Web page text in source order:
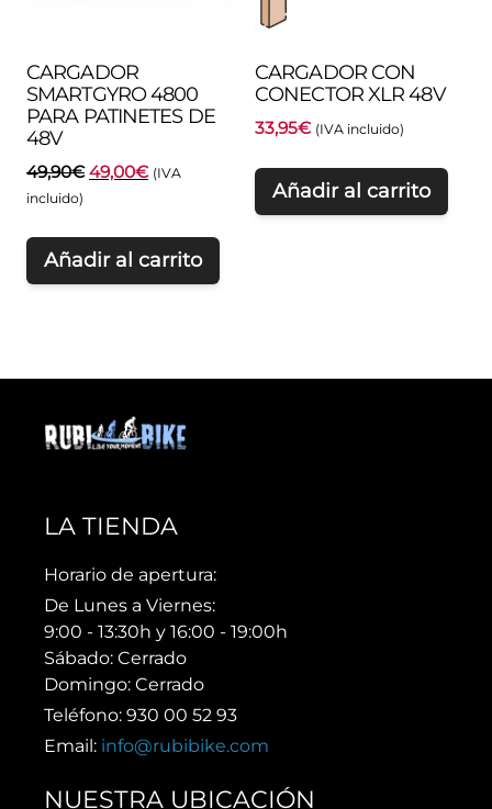
CARGADOR
SMARTGYRO 4800
PARA PATINETES DE
48V
49,90€ El
era:
49,90€.
49,00€El
49,00€.
(IVA
incluido)
Añadir al carrito
CARGADOR CON
CONECTOR XLR 48V
33,95€ (IVA incluido)
Añadir al carrito
LA TIENDA
Horario de apertura:
De Lunes a Viernes:
9:00 - 13:30h y 16:00 - 19:00h
Sábado: Cerrado
Domingo: Cerrado
Teléfono: 930 00 52 93
Email: info@rubibike.com
NUESTRA UBICACIÓN